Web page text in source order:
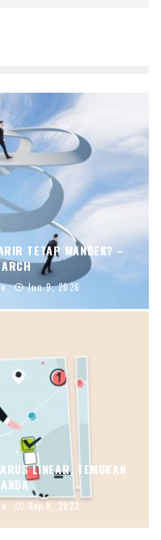
TETAP MANDEK? –
Jun 9, 2026
LINEAR, TEMUKAN
Sep 8, 2023